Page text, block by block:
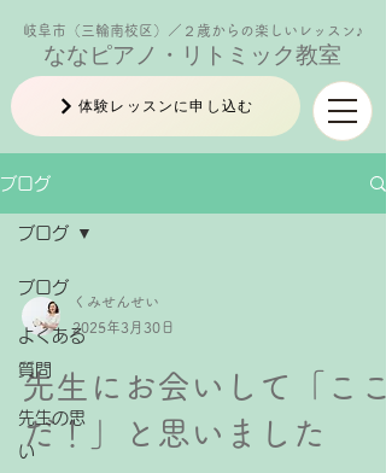
ななピアノ・リトミック教室
岐阜市（三輪南校区）／２歳からの楽しいレッスン♪
体験レッスンに申し込む
ブログ
ブログ
よくある
質問
先生の思
い
ブログ
くみせんせい
2025年3月30日
先生にお会いして「ここ
だ！」と思いました